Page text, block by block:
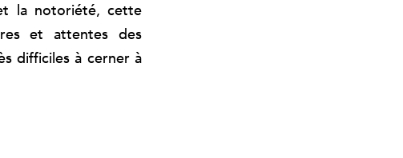
la notoriété, cette
et attentes des
difficiles à cerner à